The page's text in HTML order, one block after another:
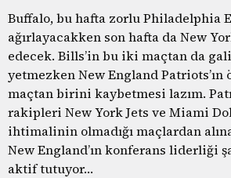
Buffalo, bu hafta zorlu Philadelphia
ağırlayacakken son hafta da New
edecek. Bills’in bu iki maçtan da
yetmezken New England
maçtan birini kaybetmesi lazım.
rakipleri New York Jets ve Miami
ihtimalinin olmadığı maçlardan
New England’ın konferans liderliği
aktif tutuyor…